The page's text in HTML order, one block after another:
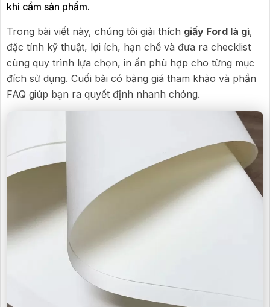
khi cầm sản phẩm.
Trong bài viết này, chúng tôi giải thích giấy Ford là gì,
đặc tính kỹ thuật, lợi ích, hạn chế và đưa ra checklist
cùng quy trình lựa chọn, in ấn phù hợp cho từng mục
đích sử dụng. Cuối bài có bảng giá tham khảo và phần
FAQ giúp bạn ra quyết định nhanh chóng.